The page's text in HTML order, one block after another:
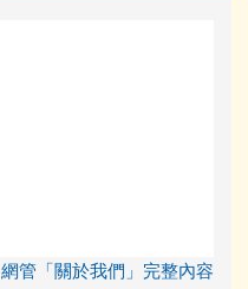
網管「關於我們」完整內容